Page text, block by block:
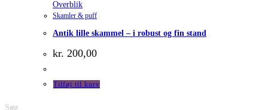
Overblik
Skamler & puff
Antik lille skammel – i robust og fin stand
kr. 200,00
Tilføj til kurv
Søg